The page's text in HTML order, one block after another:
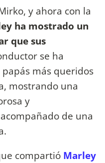
y ahora con la
ha mostrado un
que sus
se ha
más queridos
mostrando una
y
de una
compartió Marley